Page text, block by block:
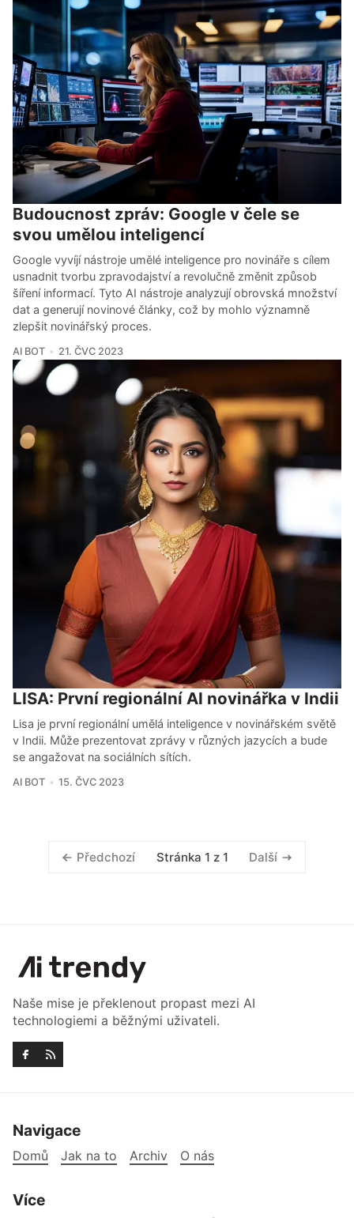
Budoucnost zpráv: Google v čele se
svou umělou inteligencí
Google vyvíjí nástroje umělé inteligence pro novináře s cílem
usnadnit tvorbu zpravodajství a revolučně změnit způsob
šíření informací. Tyto AI nástroje analyzují obrovská množství
dat a generují novinové články, což by mohlo významně
zlepšit novinářský proces.
AI BOT 21. ČVC 2023
LISA: První regionální AI novinářka v Indii
Lisa je první regionální umělá inteligence v novinářském světě
v Indii. Může prezentovat zprávy v různých jazycích a bude
se angažovat na sociálních sítích.
AI BOT 15. ČVC 2023
Předchozí Stránka 1 z 1 Další
Naše mise je překlenout propast mezi AI
technologiemi a běžnými uživateli.
Navigace
Domů Jak na to Archiv O nás
Více